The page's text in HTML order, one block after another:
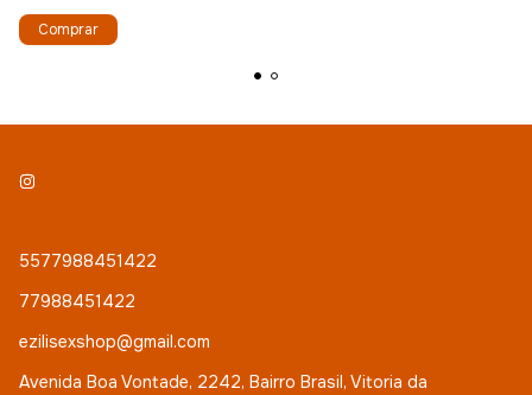
5577988451422
77988451422
ezilisexshop@gmail.com
Avenida Boa Vontade, 2242, Bairro Brasil, Vitoria da